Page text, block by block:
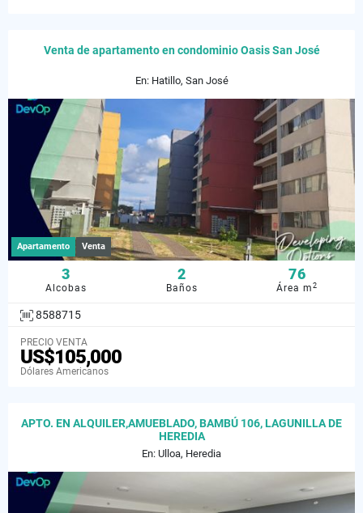
Venta de apartamento en condominio Oasis San José
En: Hatillo, San José
Apartamento Venta
3
Alcobas
2
Baños
76
Área m2
8588715
PRECIO VENTA
US$105,000
Dólares Americanos
APTO. EN ALQUILER,AMUEBLADO, BAMBÚ 106, LAGUNILLA DE
HEREDIA
En: Ulloa, Heredia